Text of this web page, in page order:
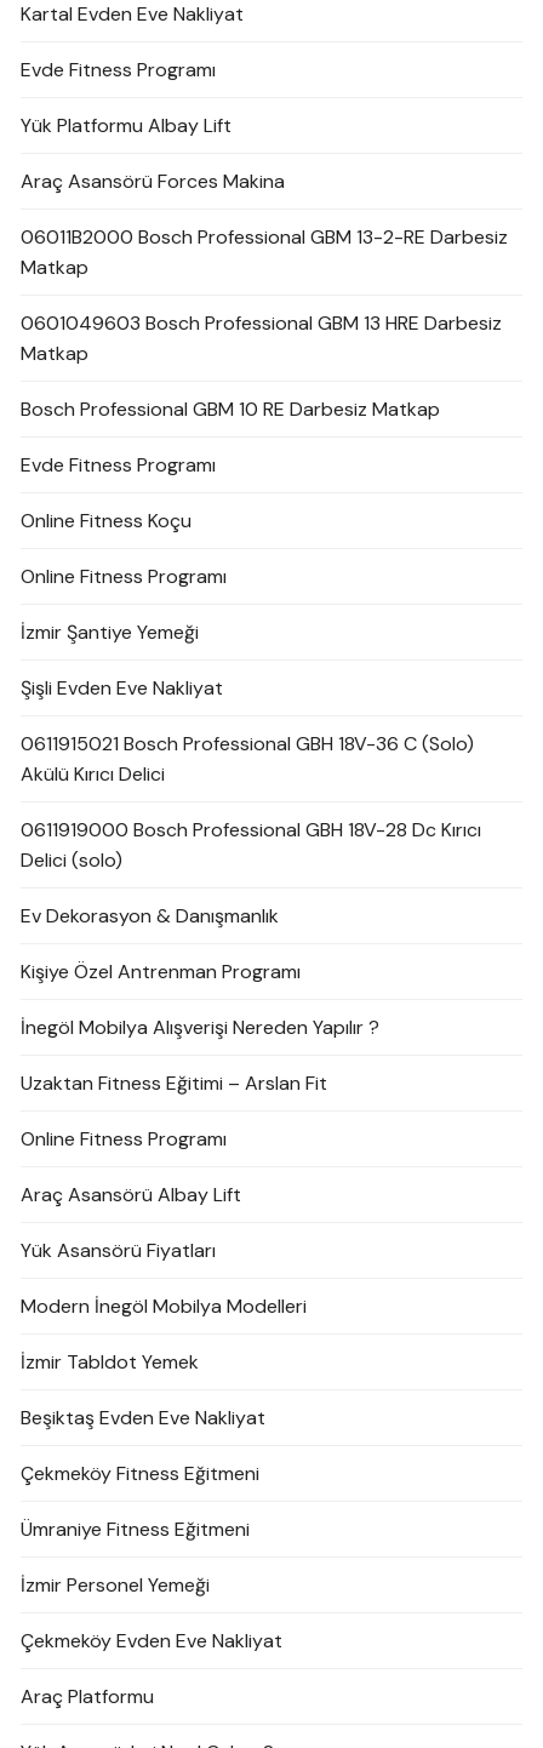
Kartal Evden Eve Nakliyat
Evde Fitness Programı
Yük Platformu Albay Lift
Araç Asansörü Forces Makina
06011B2000 Bosch Professional GBM 13-2-RE Darbesiz
Matkap
0601049603 Bosch Professional GBM 13 HRE Darbesiz
Matkap
Bosch Professional GBM 10 RE Darbesiz Matkap
Evde Fitness Programı
Online Fitness Koçu
Online Fitness Programı
İzmir Şantiye Yemeği
Şişli Evden Eve Nakliyat
0611915021 Bosch Professional GBH 18V-36 C (Solo)
Akülü Kırıcı Delici
0611919000 Bosch Professional GBH 18V-28 Dc Kırıcı
Delici (solo)
Ev Dekorasyon & Danışmanlık
Kişiye Özel Antrenman Programı
İnegöl Mobilya Alışverişi Nereden Yapılır ?
Uzaktan Fitness Eğitimi – Arslan Fit
Online Fitness Programı
Araç Asansörü Albay Lift
Yük Asansörü Fiyatları
Modern İnegöl Mobilya Modelleri
İzmir Tabldot Yemek
Beşiktaş Evden Eve Nakliyat
Çekmeköy Fitness Eğitmeni
Ümraniye Fitness Eğitmeni
İzmir Personel Yemeği
Çekmeköy Evden Eve Nakliyat
Araç Platformu